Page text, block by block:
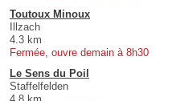
Toutoux Minoux
Illzach
4.3 km
Fermée, ouvre demain à 8h30
Le Sens du Poil
Staffelfelden